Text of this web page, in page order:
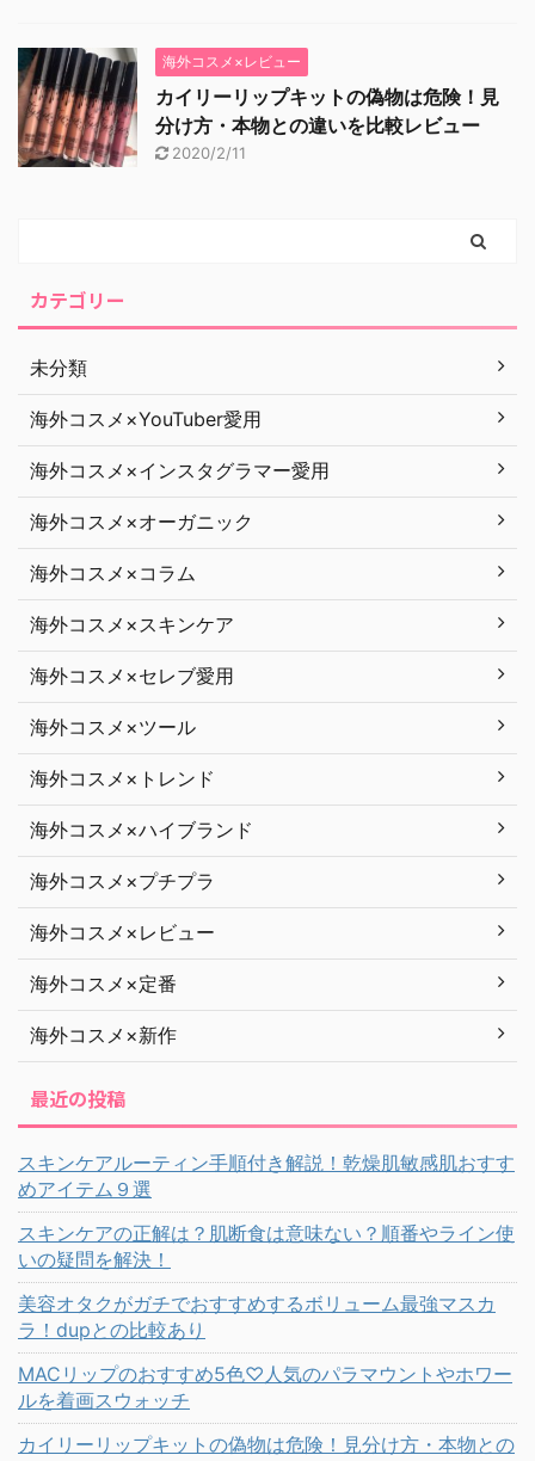
海外コスメ×レビュー
カイリーリップキットの偽物は危険！見
分け方・本物との違いを比較レビュー
2020/2/11
カテゴリー
未分類
海外コスメ×YouTuber愛用
海外コスメ×インスタグラマー愛用
海外コスメ×オーガニック
海外コスメ×コラム
海外コスメ×スキンケア
海外コスメ×セレブ愛用
海外コスメ×ツール
海外コスメ×トレンド
海外コスメ×ハイブランド
海外コスメ×プチプラ
海外コスメ×レビュー
海外コスメ×定番
海外コスメ×新作
最近の投稿
スキンケアルーティン手順付き解説！乾燥肌敏感肌おすす
めアイテム９選
スキンケアの正解は？肌断食は意味ない？順番やライン使
いの疑問を解決！
美容オタクがガチでおすすめするボリューム最強マスカ
ラ！dupとの比較あり
MACリップのおすすめ5色♡人気のパラマウントやホワー
ルを着画スウォッチ
カイリーリップキットの偽物は危険！見分け方・本物との